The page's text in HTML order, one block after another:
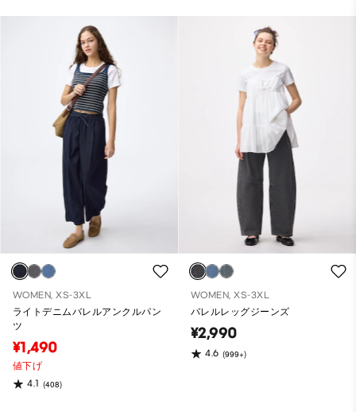
WOMEN, XS-3XL
ライトデニムバレルアンクルパン
ツ
¥1,490
値下げ
4.1 (408)
WOMEN, XS-3XL
バレルレッグジーンズ
¥2,990
4.6 (999+)